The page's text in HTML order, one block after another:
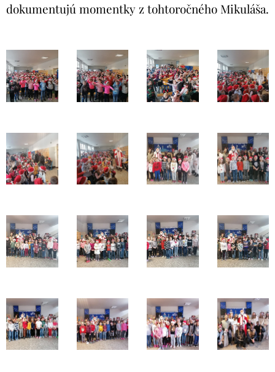
dokumentujú momentky z tohtoročného Mikuláša.